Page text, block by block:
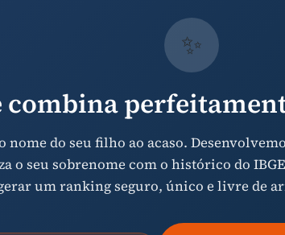
✨
combina
nome do seu filho ao acaso.
o seu sobrenome com o histórico do
um ranking seguro, único e livre de